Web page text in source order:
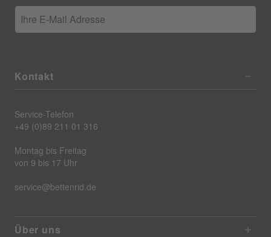
Ihre E-Mail Adresse
Kontakt
Service-Telefon
+49 (0)89 211 01 316
Montag bis Freitag
von 9 bis 17 Uhr
service@bettenrid.de
Über uns